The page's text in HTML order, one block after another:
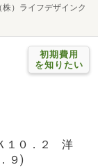
）ライフデザインク
初期費用
を知りたい
１０．２ 洋
９)